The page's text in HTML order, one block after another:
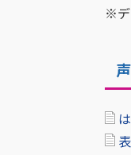
※デ